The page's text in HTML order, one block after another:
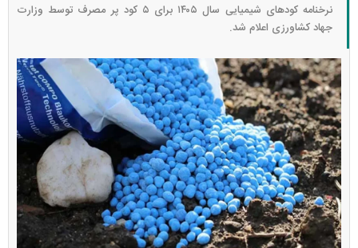
نرخنامه کود‌های شیمیایی سال ۱۴۰۵ برای ۵ کود پر مصرف توسط وزارت
جهاد کشاورزی اعلام شد.